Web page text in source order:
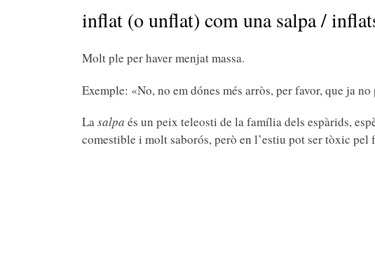
inflat (o unflat) com una salpa /
Molt ple per haver menjat massa.
Exemple: «No, no em dónes més arròs, per favor, que ja no
Lasalpa és un peix teleosti de la família dels espàrids,
comestible i molt saborós, però en l’estiu pot ser tòxic pel